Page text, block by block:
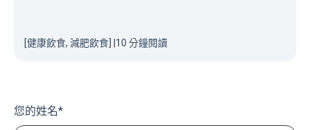
[健康飲食, 減肥飲食] 10 分鐘閱讀
您的姓名*